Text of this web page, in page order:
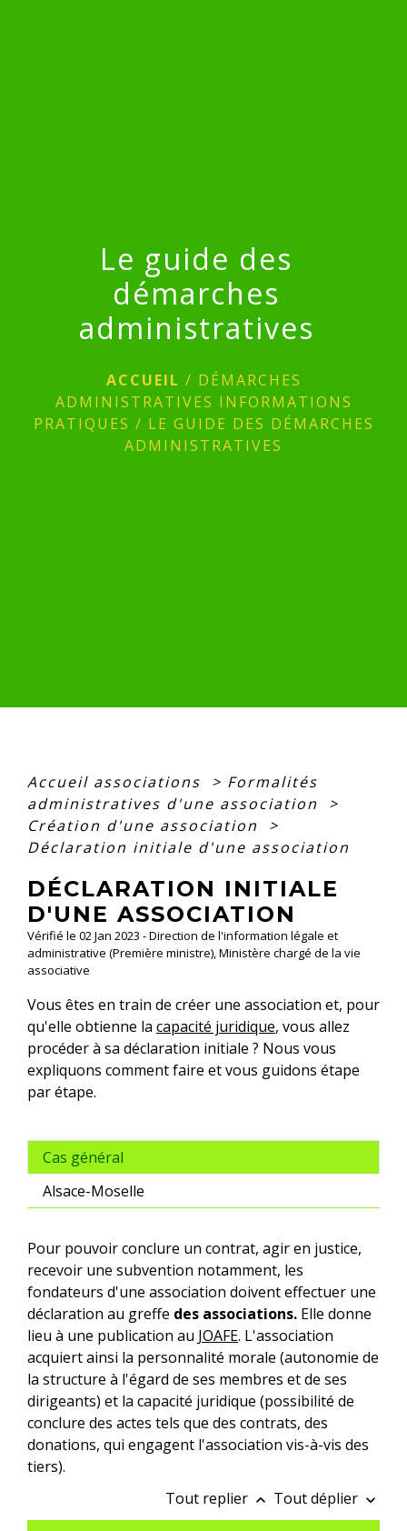
Le guide des
démarches
administratives
ACCUEIL / DÉMARCHES
ADMINISTRATIVES INFORMATIONS
PRATIQUES / LE GUIDE DES DÉMARCHES
ADMINISTRATIVES
Accueil associations > Formalités
administratives d'une association
>
Création d'une association
>
Déclaration initiale d'une association
DÉCLARATION INITIALE
D'UNE ASSOCIATION
Vérifié le 02 Jan 2023 - Direction de l'information légale et
administrative (Première ministre), Ministère chargé de la vie
associative
Vous êtes en train de créer une association et, pour
qu'elle obtienne la capacité juridique, vous allez
procéder à sa déclaration initiale ? Nous vous
expliquons comment faire et vous guidons étape
par étape.
Cas général
Alsace-Moselle
Pour pouvoir conclure un contrat, agir en justice,
recevoir une subvention notamment, les
fondateurs d'une association doivent effectuer une
déclaration au greffe des associations. Elle donne
lieu à une publication au JOAFE. L'association
acquiert ainsi la personnalité morale (autonomie de
la structure à l'égard de ses membres et de ses
dirigeants) et la capacité juridique (possibilité de
conclure des actes tels que des contrats, des
donations, qui engagent l'association vis-à-vis des
tiers).
Tout replier keyboard_arrow_up Tout déplier keyboard_arrow_down